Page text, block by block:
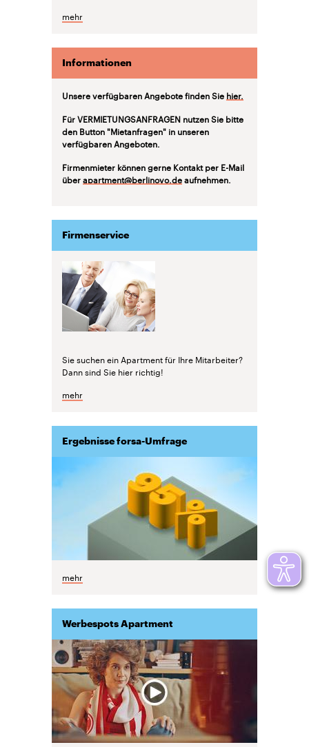
mehr
Informationen
Unsere verfügbaren Angebote finden Sie hier.
Für VERMIETUNGSANFRAGEN nutzen Sie bitte
den Button "Mietanfragen" in unseren
verfügbaren Angeboten.
Firmenmieter können gerne Kontakt per E-Mail
überapartment@berlinovo.deaufnehmen.
Firmenservice
Sie suchen ein Apartment für Ihre Mitarbeiter?
Dann sind Sie hier richtig!
mehr
Ergebnisse forsa-Umfrage
mehr
Werbespots Apartment